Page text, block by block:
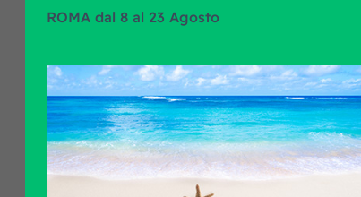
Scopri tutti i prodotti
ROMA dal 8 al 23 Agosto